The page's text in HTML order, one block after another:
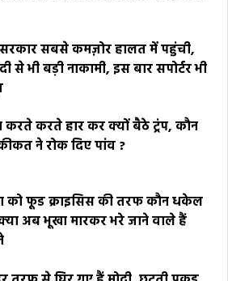
सरकार सबसे कमज़ोर हालत में पहुंची,
से भी बड़ी नाकामी, इस बार सपोर्टर भी
करते करते हार कर क्यों बैठे ट्रंप, कौन
ने रोक दिए पांव ?
को फूड क्राइसिस की तरफ कौन धकेल
अब भूखा मारकर भरे जाने वाले हैं